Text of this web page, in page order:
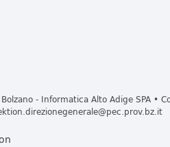
- Informatica Alto Adige SPA •